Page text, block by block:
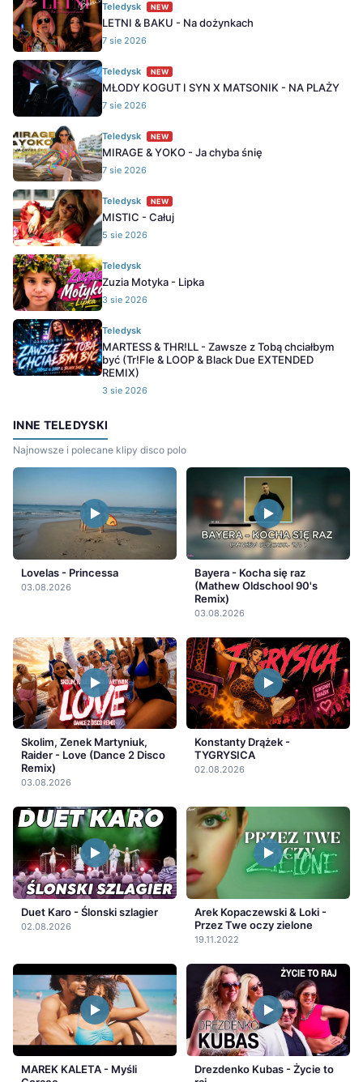
Teledysk NEW
LETNI & BAKU - Na dożynkach
7 sie 2026
Teledysk NEW
MŁODY KOGUT I SYN X MATSONIK - NA PLAŻY
7 sie 2026
Teledysk NEW
MIRAGE & YOKO - Ja chyba śnię
7 sie 2026
Teledysk NEW
MISTIC - Całuj
5 sie 2026
Teledysk
Zuzia Motyka - Lipka
3 sie 2026
Teledysk
MARTESS & THR!LL - Zawsze z Tobą chciałbym
być (Tr!Fle & LOOP & Black Due EXTENDED
REMIX)
3 sie 2026
INNE TELEDYSKI
Najnowsze i polecane klipy disco polo
Lovelas - Princessa
03.08.2026
Bayera - Kocha się raz
(Mathew Oldschool 90's
Remix)
03.08.2026
Skolim, Zenek Martyniuk,
Raider - Love (Dance 2 Disco
Remix)
03.08.2026
Konstanty Drążek -
TYGRYSICA
02.08.2026
Duet Karo - Ślonski szlagier
02.08.2026
Arek Kopaczewski & Loki -
Przez Twe oczy zielone
19.11.2022
MAREK KALETA - Myśli
Drezdenko Kubas - Życie to